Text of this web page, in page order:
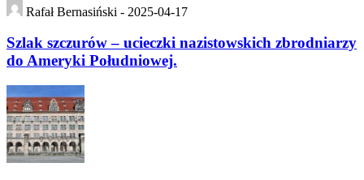
Rafał Bernasiński - 2025-04-17
Szlak szczurów – ucieczki nazistowskich zbrodniarzy
do Ameryki Południowej.